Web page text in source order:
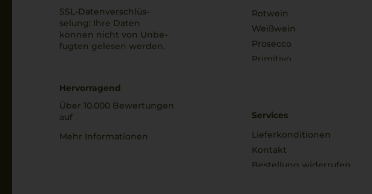
SSL-Daten­verschlüs­
selung: Ihre Daten
können nicht von Unbe­
fugten gelesen werden.
Hervorragend
Über 10.000 Bewertungen
auf
Mehr Informationen
Rotwein
Weißwein
Prosecco
Primitivo
Services
Lieferkonditionen
Kontakt
Bestellung widerrufen